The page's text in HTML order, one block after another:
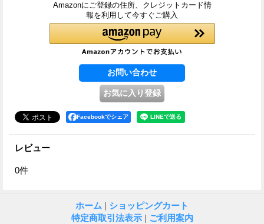
Amazonにご登録の住所、クレジットカード情
報を利用して今すぐご購入
Facebookでシェア
レビュー
0件
ホーム | ショッピングカート
特定商取引法表示 | ご利用案内